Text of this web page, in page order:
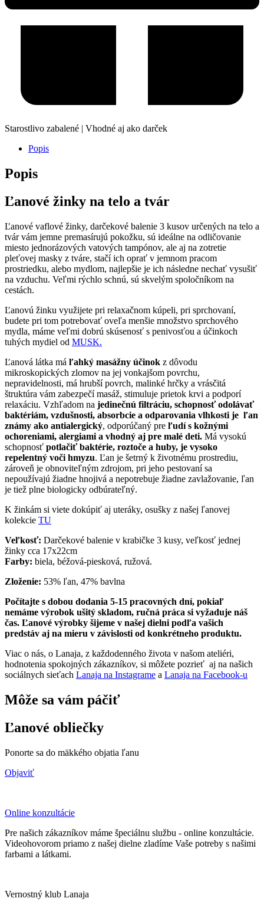
Starostlivo zabalené | Vhodné aj ako darček
Popis
Popis
Ľanové žinky na telo a tvár
Ľanové vaflové žinky, darčekové balenie 3 kusov určených na telo a
tvár vám jemne premasírujú pokožku, sú ideálne na odličovanie
miesto jednorázových vatových tampónov, ale aj na zotretie
pleťovej masky z tváre, stačí ich oprať v jemnom pracom
prostriedku, alebo mydlom, najlepšie je ich následne nechať vysušiť
na vzduchu. Veľmi rýchlo schnú, sú skvelým spoločníkom na
cestách.
Ľanovú žinku využijete pri relaxačnom kúpeli, pri sprchovaní,
budete pri tom potrebovať oveľa menšie množstvo sprchového
mydla, máme veľmi dobrú skúsenosť s penivosťou a účinkoch
tuhých mydiel od MUSK.
Ľanová látka má ľahký masážny účinok z dôvodu
mikroskopických zlomov na jej vonkajšom povrchu,
nepravidelnosti, má hrubší povrch, malinké hrčky a vrásčitá
štruktúra vám zabezpečí masáž, stimuluje prietok krvi a podporí
relaxáciu. Vzhľadom na jedinečnú filtráciu, schopnosť odolávať
baktériám, vzdušnosti, absorbcie a odparovania vlhkosti je ľan
známy ako antialergický, odporúčaný pre ľudí s kožnými
ochoreniami, alergiami a vhodný aj pre malé deti. Má vysokú
schopnosť potlačiť baktérie, roztoče a huby, je vysoko
repelentný voči hmyzu. Ľan je šetrný k životnému prostrediu,
zároveň je obnoviteľným zdrojom, pri jeho pestovaní sa
nepoužívajú žiadne hnojivá a nepotrebuje žiadne zavlažovanie, ľan
je tiež plne biologicky odbúrateľný.
K žinkám si viete dokúpiť aj uteráky, osušky z našej ľanovej
kolekcie TU
Veľkosť: Darčekové balenie v krabičke 3 kusy, veľkosť jednej
žinky cca 17x22cm
Farby: biela, béžová-piesková, ružová.
Zloženie: 53% ľan, 47% bavlna
Počítajte s dobou dodania 5-15 pracovných dní, pokiaľ
nemáme výrobok ušitý skladom, ručná práca si vyžaduje náš
čas. Ľanové výrobky šijeme v našej dielni podľa vašich
predstáv aj na mieru v závislosti od konkrétneho produktu.
Viac o nás, o Lanaja, z každodenného života v našom ateliéri,
hodnotenia spokojných zákazníkov, si môžete pozrieť aj na našich
sociálnych sieťach Lanaja na Instagrame a Lanaja na Facebook-u
Môže sa vám páčiť
Ľanové obliečky
Ponorte sa do mäkkého objatia ľanu
Objaviť
Online konzultácie
Pre našich zákazníkov máme špeciálnu službu - online konzultácie.
Videohovorom priamo z našej dielne zladíme Vaše potreby s našimi
farbami a látkami.
Vernostný klub Lanaja